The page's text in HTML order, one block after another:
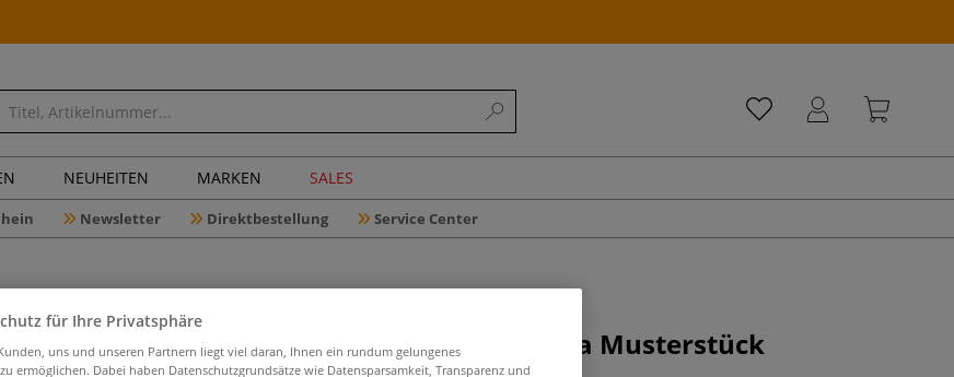
NEUHEITEN MARKEN SALES
Newsletter Direktbestellung Service Center
Leerrahmen Dahlia Musterstück
für Ihre Privatsphäre
uns und unseren Partnern liegt viel daran, Ihnen ein rundum gelungenes
ermöglichen. Dabei haben Datenschutzgrundsätze wie Datensparsamkeit, Transparenz und